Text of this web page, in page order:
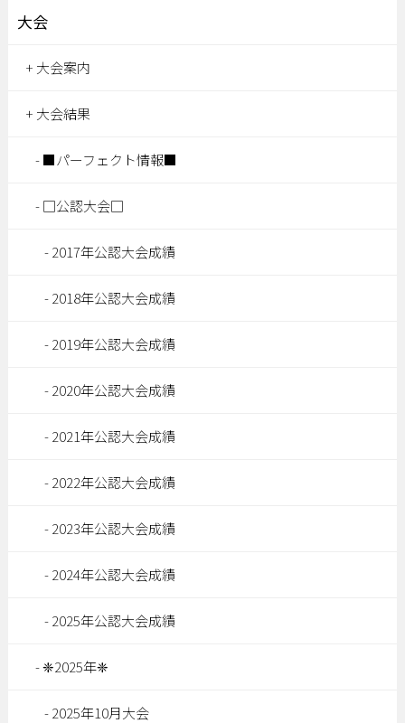
大会
大会案内
大会結果
■パーフェクト情報■
□公認大会□
2017年公認大会成績
2018年公認大会成績
2019年公認大会成績
2020年公認大会成績
2021年公認大会成績
2022年公認大会成績
2023年公認大会成績
2024年公認大会成績
2025年公認大会成績
❈2025年❈
2025年10月大会